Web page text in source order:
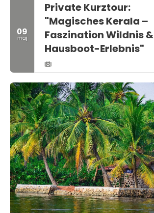
09
maj
Private Kurztour:
"Magisches Kerala –
Faszination Wildnis &
Hausboot-Erlebnis"